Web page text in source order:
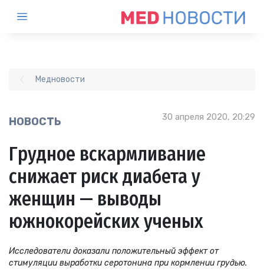
Медновости
НОВОСТЬ 30 апреля 2020, 20:29
Грудное вскармливание
снижает риск диабета у
женщин — выводы
южнокорейских ученых
Исследователи доказали положительный эффект от
стимуляции выработки серотонина при кормлении грудью.